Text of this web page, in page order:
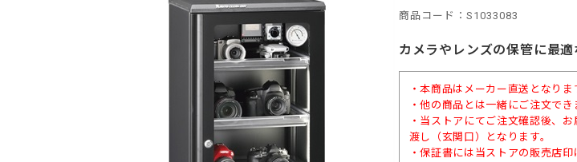
商品コード：S1033083
カメラやレンズの保管に最
・本商品はメーカー直送となりま
・他の商品とは一緒にご注文で
・当ストアにてご注文確認後、
渡し（玄関口）となります。
・保証書には当ストアの販売店